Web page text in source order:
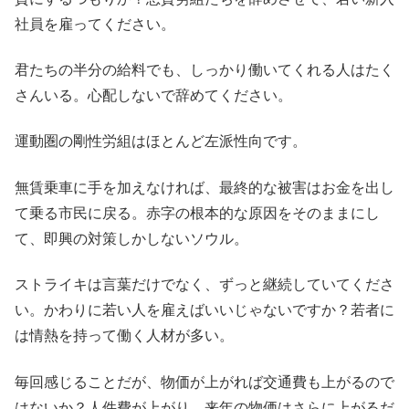
社員を雇ってください。
君たちの半分の給料でも、しっかり働いてくれる人はたく
さんいる。心配しないで辞めてください。
運動圏の剛性労組はほとんど左派性向です。
無賃乗車に手を加えなければ、最終的な被害はお金を出し
て乗る市民に戻る。赤字の根本的な原因をそのままにし
て、即興の対策しかしないソウル。
ストライキは言葉だけでなく、ずっと継続していてくださ
い。かわりに若い人を雇えばいいじゃないですか？若者に
は情熱を持って働く人材が多い。
毎回感じることだが、物価が上がれば交通費も上がるので